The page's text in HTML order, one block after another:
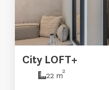
City LOFT+
22 m2